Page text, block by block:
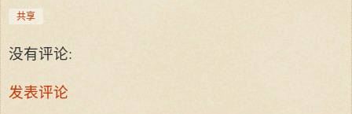
共享
没有评论:
发表评论